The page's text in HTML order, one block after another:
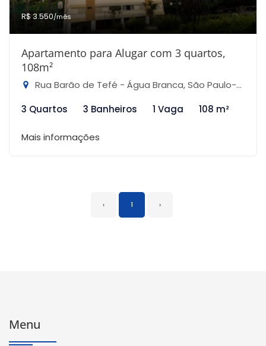
R$ 3.550/mês
Apartamento para Alugar com 3 quartos,
108m²
Rua Barão de Tefé - Água Branca, São Paulo-SP
3 Quartos
3 Banheiros 1 Vaga 108 m²
Mais informações
‹ 1 ›
Menu